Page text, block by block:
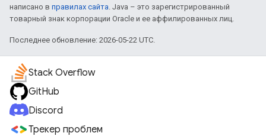
написано в правилах сайта . Java – это зарегистрированный
товарный знак корпорации Oracle и ее аффилированных лиц.
Последнее обновление: 2026-05-22 UTC.
Stack Overflow
GitHub
Discord
Трекер проблем